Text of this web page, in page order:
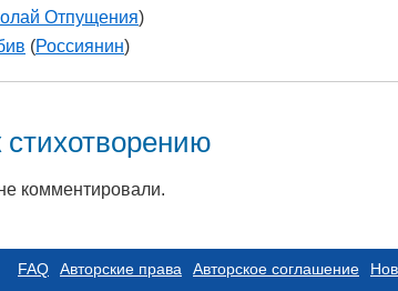
Отпущения)
(Россиянин)
комментировали.
FAQ Авторские права Авторское соглашение